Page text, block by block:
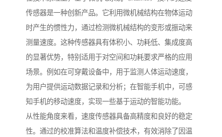
传感器是一种创新产品。它利用微机械结构在物体运动
时产生的惯性力，通过检测微机械结构的变形或振动来
测量速度。这种传感器具有体积小、功耗低、集成度高
的显著优势，特别适用于对空间和功耗要求严格的应用
场景。例如在可穿戴设备中，用于监测人体运动速度，
为用户提供运动数据记录和分析；在智能手机中，可感
知手机的移动速度，实现一些基于运动的智能功能。
从性能角度来看，速度传感器具备高精度和良好的稳定
性。通过的校准算法和温度补偿技术，有效消除了因温